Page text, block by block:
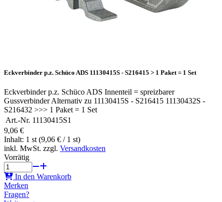
Eckverbinder p.z. Schüco ADS 11130415S - S216415 > 1 Paket = 1 Set
Eckverbinder p.z. Schüco ADS Innenteil = spreizbarer
Gussverbinder Alternativ zu 11130415S - S216415 11130432S -
S216432 >>> 1 Paket = 1 Set
Art.-Nr. 11130415S1
9,06 €
Inhalt: 1 st (9,06 € / 1 st)
inkl. MwSt. zzgl. Versandkosten
Vorrätig
In den Warenkorb
Merken
Fragen?